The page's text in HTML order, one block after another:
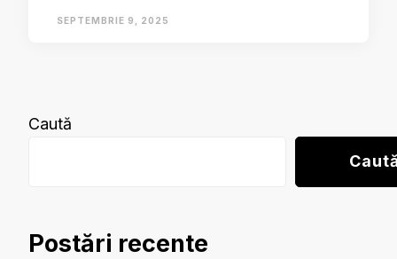
SEPTEMBRIE 9, 2025
Caută
Postări recente